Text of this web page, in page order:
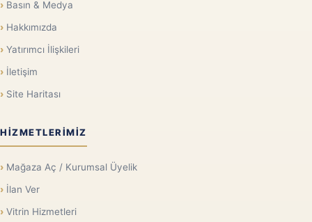
Basın & Medya
Hakkımızda
Yatırımcı İlişkileri
İletişim
Site Haritası
HIZMETLERIMIZ
Mağaza Aç / Kurumsal Üyelik
İlan Ver
Vitrin Hizmetleri